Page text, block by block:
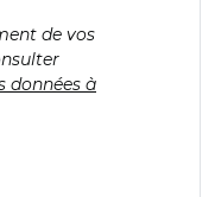
de vos
données à